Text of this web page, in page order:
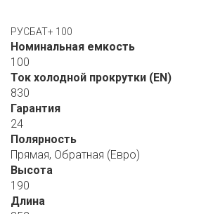
РУСБАТ+ 100
Номинальная емкость
100
Ток холодной прокрутки (EN)
830
Гарантия
24
Полярность
Прямая, Обратная (Евро)
Высота
190
Длина